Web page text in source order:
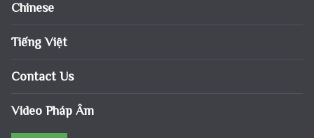
Chinese
Tiếng Việt
Contact Us
Video Pháp Âm